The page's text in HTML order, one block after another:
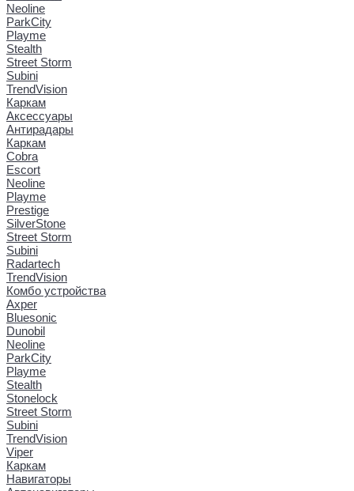
Neoline
ParkCity
Playme
Stealth
Street Storm
Subini
TrendVision
Каркам
Аксессуары
Антирадары
Каркам
Cobra
Escort
Neoline
Playme
Prestige
SilverStone
Street Storm
Subini
Radartech
TrendVision
Комбо устройства
Axper
Bluesonic
Dunobil
Neoline
ParkCity
Playme
Stealth
Stonelock
Street Storm
Subini
TrendVision
Viper
Каркам
Навигаторы